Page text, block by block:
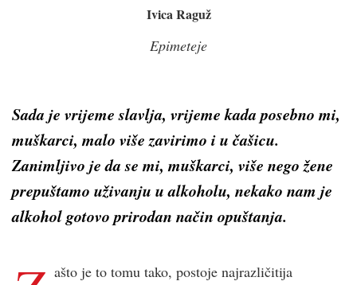
Ivica Raguž
Epimeteje
Sada je vrijeme slavlja, vrijeme kada posebno mi,
muškarci, malo više zavirimo i u čašicu.
Zanimljivo je da se mi, muškarci, više nego žene
prepuštamo uživanju u alkoholu, nekako nam je
alkohol gotovo prirodan način opuštanja.
ašto je to tomu tako, postoje najrazličitija